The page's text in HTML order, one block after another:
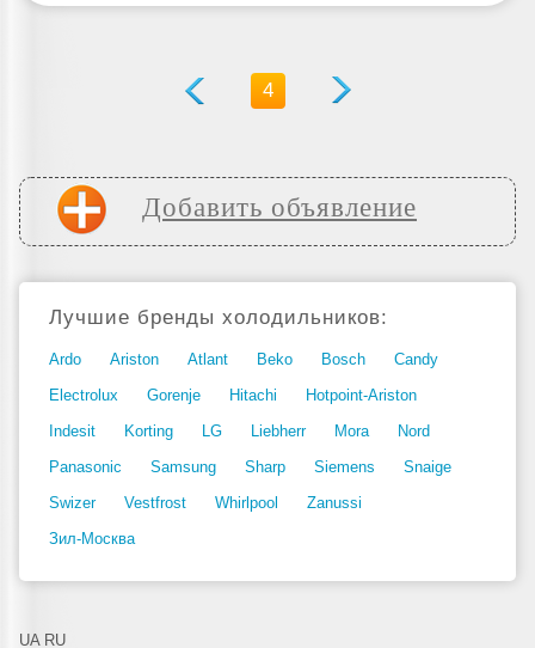
4
Добавить объявление
Лучшие бренды холодильников:
Ardo Ariston Atlant Beko Bosch
Candy
Electrolux
Gorenje Hitachi
Hotpoint-Ariston
Indesit
Korting LG Liebherr Mora
Nord
Panasonic
Samsung Sharp Siemens
Snaige
Swizer
Vestfrost Whirlpool
Zanussi
Зил-Москва
UA RU